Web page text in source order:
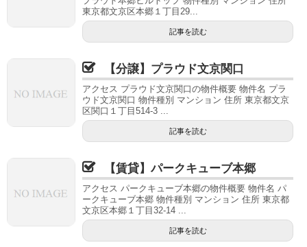
東京都文京区本郷１丁目29...
記事を読む
【分譲】プラウド文京関口
アクセス プラウド文京関口の物件概要 物件名 プラ
ウド文京関口 物件種別 マンション 住所 東京都文京
区関口１丁目514-3 ...
記事を読む
【賃貸】パークキューブ本郷
アクセス パークキューブ本郷の物件概要 物件名 パ
ークキューブ本郷 物件種別 マンション 住所 東京都
文京区本郷１丁目32-14 ...
記事を読む